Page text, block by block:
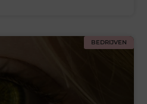
BEDRIJVEN